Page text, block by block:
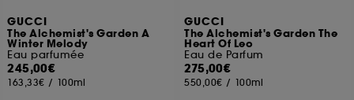
GUCCI
The Alchemist's Garden A
Winter Melody
Eau parfumée
245,00€
163,33€ / 100ml
GUCCI
The Alchemist's Garden The
Heart Of Leo
Eau de Parfum
275,00€
550,00€ / 100ml